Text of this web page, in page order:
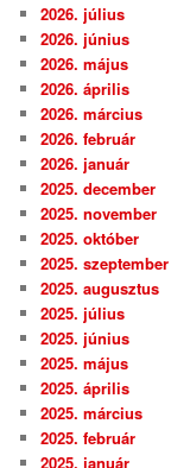
2026. július
2026. június
2026. május
2026. április
2026. március
2026. február
2026. január
2025. december
2025. november
2025. október
2025. szeptember
2025. augusztus
2025. július
2025. június
2025. május
2025. április
2025. március
2025. február
2025. január